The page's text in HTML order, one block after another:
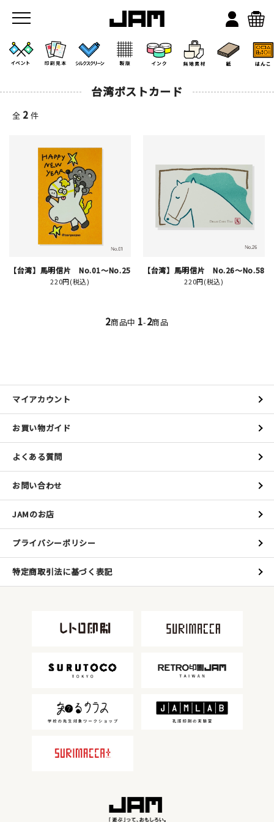
JAMのこと
お店/ワークスペース
無地素材
紙
はんこ
雑貨
本
文房具
JAMグッズ
台湾グッズ
イベント・ワークショップ
台湾ポストカード
全 2件
【台湾】馬明信片 No.01～No.25
220円(税込)
【台湾】馬明信片 No.26～No.58
220円(税込)
2商品中 1-2商品
マイアカウント
お買い物ガイド
よくある質問
お問い合わせ
JAMのお店
プライバシーポリシー
特定商取引法に基づく表記